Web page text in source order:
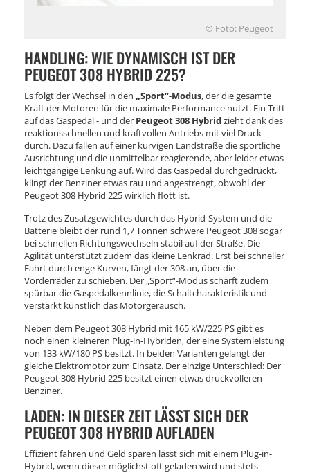
© Foto: Peugeot
HANDLING: WIE DYNAMISCH IST DER
PEUGEOT 308 HYBRID 225?
Es folgt der Wechsel in den „Sport“-Modus, der die gesamte
Kraft der Motoren für die maximale Performance nutzt. Ein Tritt
auf das Gaspedal - und der Peugeot 308 Hybridzieht dank des
reaktionsschnellen und kraftvollen Antriebs mit viel Druck
durch. Dazu fallen auf einer kurvigen Landstraße die sportliche
Ausrichtung und die unmittelbar reagierende, aber leider etwas
leichtgängige Lenkung auf. Wird das Gaspedal durchgedrückt,
klingt der Benziner etwas rau und angestrengt, obwohl der
Peugeot 308 Hybrid 225 wirklich flott ist.
Trotz des Zusatzgewichtes durch das Hybrid-System und die
Batterie bleibt der rund 1,7 Tonnen schwere Peugeot 308 sogar
bei schnellen Richtungswechseln stabil auf der Straße. Die
Agilität unterstützt zudem das kleine Lenkrad. Erst bei schneller
Fahrt durch enge Kurven, fängt der 308 an, über die
Vorderräder zu schieben. Der „Sport“-Modus schärft zudem
spürbar die Gaspedalkennlinie, die Schaltcharakteristik und
verstärkt künstlich das Motorgeräusch.
Neben dem Peugeot 308 Hybrid mit 165 kW/225 PS gibt es
noch einen kleineren Plug-in-Hybriden, der eine Systemleistung
von 133 kW/180 PS besitzt. In beiden Varianten gelangt der
gleiche Elektromotor zum Einsatz. Der einzige Unterschied: Der
Peugeot 308 Hybrid 225 besitzt einen etwas druckvolleren
Benziner.
LADEN: IN DIESER ZEIT LÄSST SICH DER
PEUGEOT 308 HYBRID AUFLADEN
Effizient fahren und Geld sparen lässt sich mit einem Plug-in-
Hybrid, wenn dieser möglichst oft geladen wird und stets